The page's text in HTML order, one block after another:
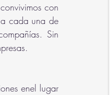
con
a cada una de
Sin
enel lugar